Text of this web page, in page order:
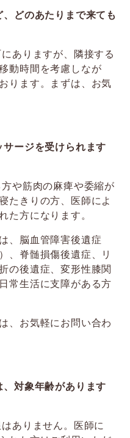
どのあたりまで来ても
ありますが、隣接する
動時間を考慮しなが
ります。まずは、お気
ージを受けられます
や筋肉の麻痺や委縮が
たきりの方、医師によ
た方になります。
、脳血管障害後遺症
、脊髄損傷後遺症、リ
の後遺症、変形性膝関
常生活に支障がある方
、お気軽にお問い合わ
対象年齢があります
ありません。医師に